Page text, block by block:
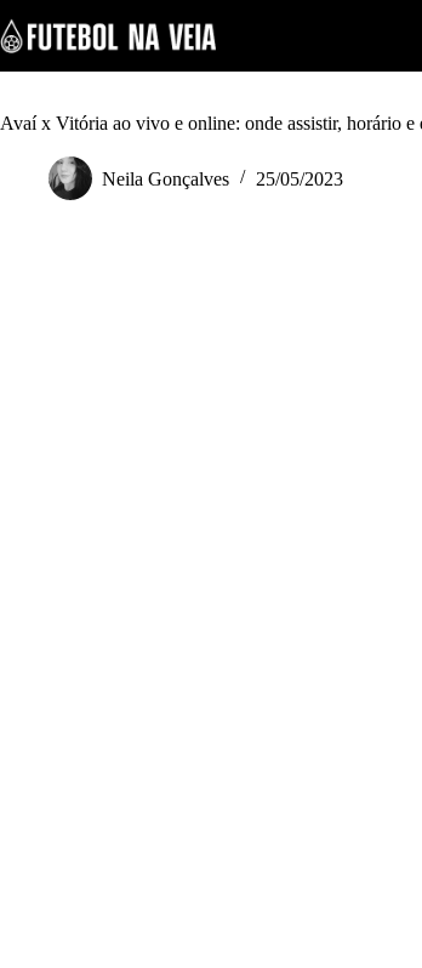
k
i
p
oAvaí x Vitória ao vivo e online: onde assistir, horário e
Neila Gonçalves 25/05/2023